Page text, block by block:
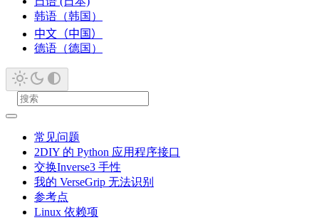
韩语（韩国）
中文（中国）
德语（德国）
常见问题
2DIY 的 Python 应用程序接口
交换Inverse3 手性
我的 VerseGrip 无法识别
参考点
Linux 依赖项